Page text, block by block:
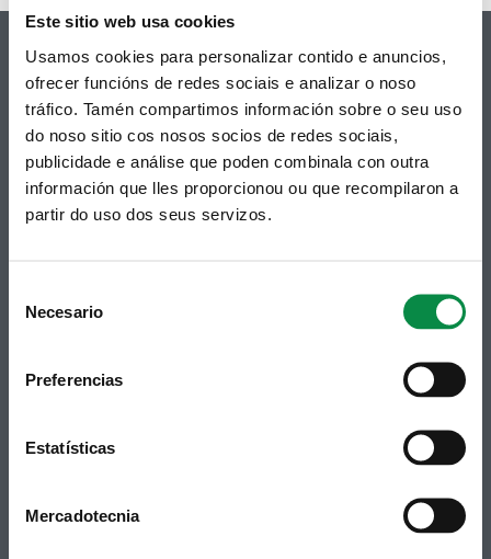
Este sitio web usa cookies
Usamos cookies para personalizar contido e anuncios,
ofrecer funcións de redes sociais e analizar o noso
tráfico. Tamén compartimos información sobre o seu uso
do noso sitio cos nosos socios de redes sociais,
publicidade e análise que poden combinala con outra
información que lles proporcionou ou que recompilaron a
partir do uso dos seus servizos.
Selection
Necesario
Preferencias
Estatísticas
Mercadotecnia
© Concello de Ames
Praza do Concello, 2 |15220
Bertamiráns (Ames)
Telf 981 883 002 | Fax 981 883 925
municipal no teu correo electrónico mediante